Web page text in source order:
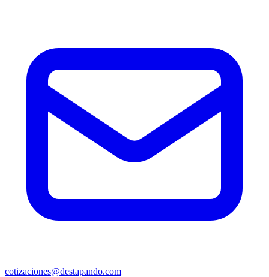
cotizaciones@destapando.com